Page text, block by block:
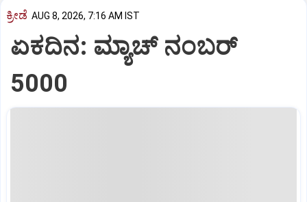
ಕ್ರೀಡೆ AUG 8, 2026, 7:16 AM IST
ಏಕದಿನ: ಮ್ಯಾಚ್‌ ನಂಬರ್‌
5000